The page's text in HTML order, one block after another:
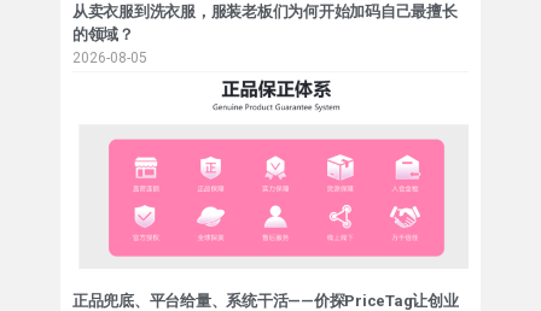
从卖衣服到洗衣服，服装老板们为何开始加码自己最擅长
的领域？
2026-08-05
正品兜底、平台给量、系统干活——价探PriceTag让创业